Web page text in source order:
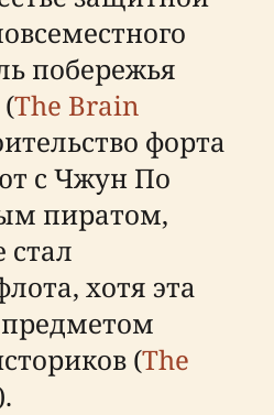
побережья
The Brain
форта
с Чжун По
пиратом,
стал
хотя эта
предметом
(The